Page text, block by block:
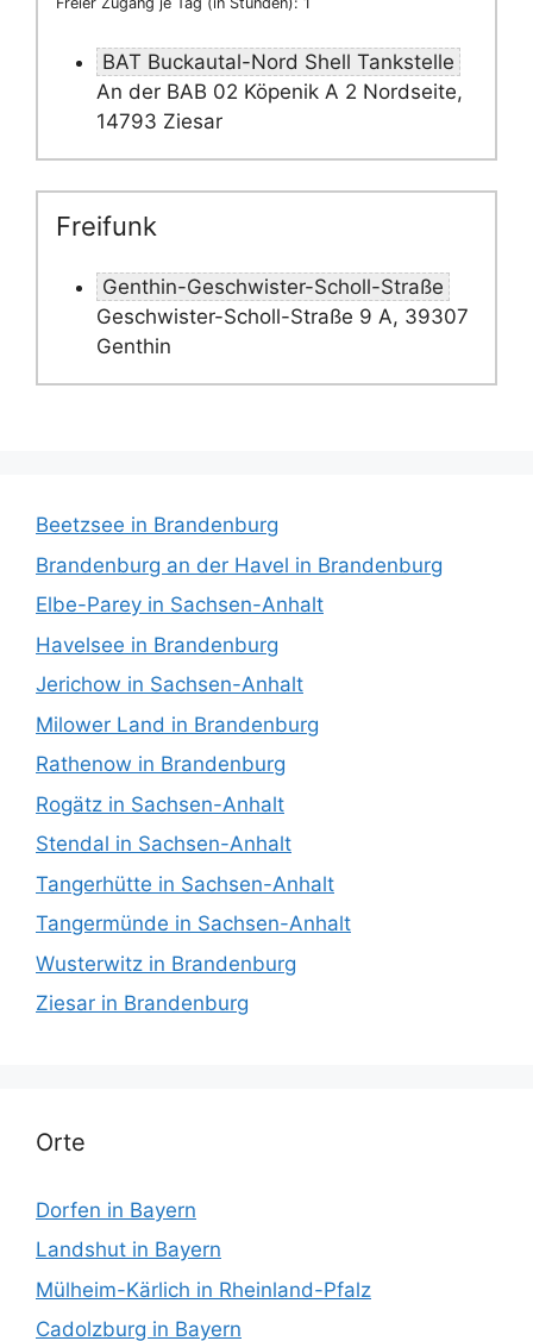
BAT Buckautal-Nord Shell Tankstelle
An der BAB 02 Köpenik A 2 Nordseite,
14793 Ziesar
Freifunk
Genthin-Geschwister-Scholl-Straße
Geschwister-Scholl-Straße 9 A, 39307
Genthin
Beetzsee in Brandenburg
Brandenburg an der Havel in Brandenburg
Elbe-Parey in Sachsen-Anhalt
Havelsee in Brandenburg
Jerichow in Sachsen-Anhalt
Milower Land in Brandenburg
Rathenow in Brandenburg
Rogätz in Sachsen-Anhalt
Stendal in Sachsen-Anhalt
Tangerhütte in Sachsen-Anhalt
Tangermünde in Sachsen-Anhalt
Wusterwitz in Brandenburg
Ziesar in Brandenburg
Orte
Dorfen in Bayern
Landshut in Bayern
Mülheim-Kärlich in Rheinland-Pfalz
Cadolzburg in Bayern